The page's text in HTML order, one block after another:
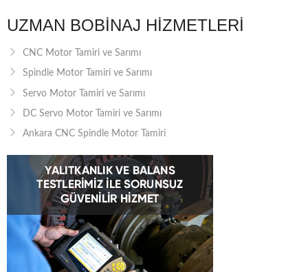
UZMAN BOBINAJ HIZMETLERI
CNC Motor Tamiri ve Sarımı
Spindle Motor Tamiri ve Sarımı
Servo Motor Tamiri ve Sarımı
DC Servo Motor Tamiri ve Sarımı
Ankara CNC Spindle Motor Tamiri